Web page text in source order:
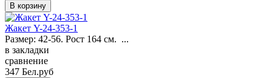
Жакет Y-24-353-1
Размер: 42-56. Рост 164 см. ...
в закладки
сравнение
347 Бел.руб